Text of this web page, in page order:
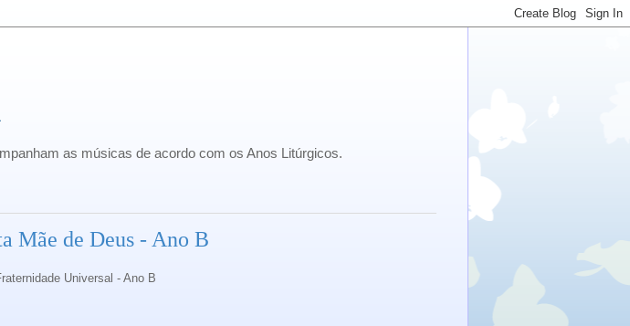
as músicas de acordo com os Anos Litúrgicos.
Mãe de Deus - Ano B
Universal - Ano B